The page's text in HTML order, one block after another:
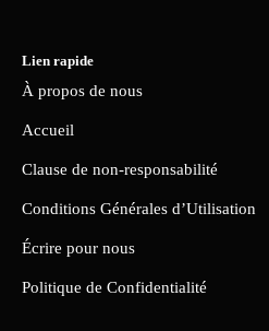
Lien rapide
À propos de nous
Accueil
Clause de non-responsabilité
Conditions Générales d’Utilisation
Écrire pour nous
Politique de Confidentialité